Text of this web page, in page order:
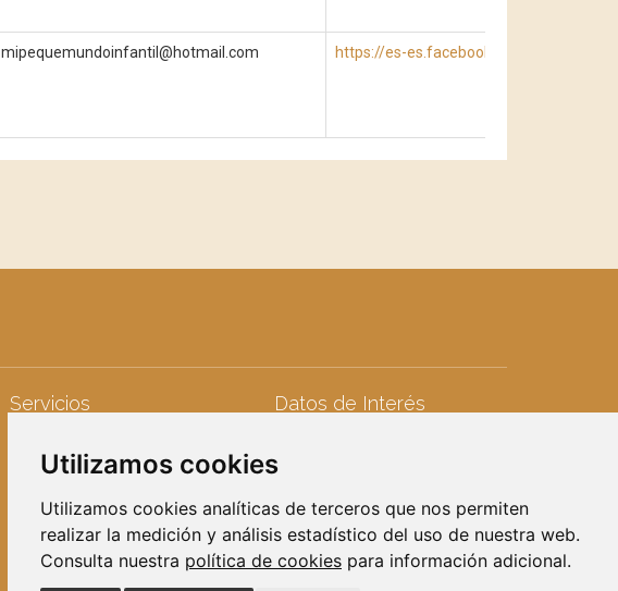
Utilizamos cookies
Utilizamos cookies analíticas de terceros que nos permiten
realizar la medición y análisis estadístico del uso de nuestra web.
Consulta nuestra política de cookies para información adicional.
mipequemundoinfantil@hotmail.com https://es-es.facebook.com/
Servicios
Recogida de enseres
Datos de Interés
Calendario Escolar